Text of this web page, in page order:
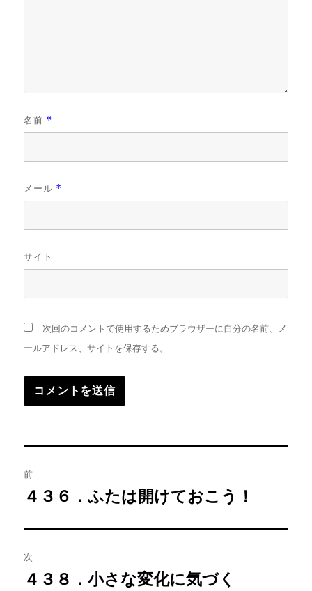
名前 *
メール *
サイト
次回のコメントで使用するためブラウザーに自分の名前、メ
ールアドレス、サイトを保存する。
稿
ビ
ゲ
前
前
投
稿:
４３６．ふたは開けておこう！
次
次
４３８．小さな変化に気づく